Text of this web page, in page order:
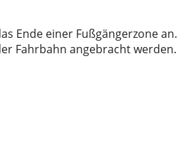
Ende einer Fußgängerzone an.
Fahrbahn angebracht werden.